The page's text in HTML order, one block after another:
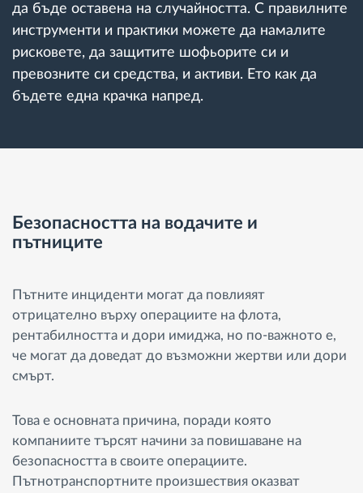
да бъде оставена на случайността. С правилните
инструменти и практики можете да намалите
рисковете, да защитите шофьорите си и
превозните си средства, и активи. Ето как да
бъдете една крачка напред.
Безопасността на водачите и
пътниците
Пътните инциденти могат да повлияят
отрицателно върху операциите на флота,
рентабилността и дори имиджа, но по-важното е,
че могат да доведат до възможни жертви или дори
смърт.
Това е основната причина, поради която
компаниите търсят начини за повишаване на
безопасността в своите операциите.
Пътнотранспортните произшествия оказват